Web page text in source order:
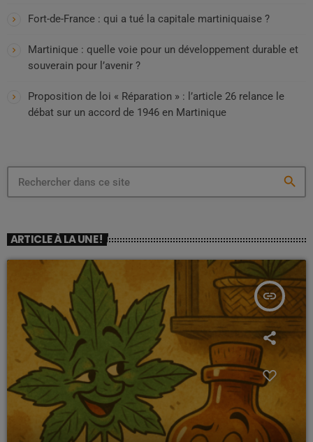
Fort-de-France : qui a tué la capitale martiniquaise ?
Martinique : quelle voie pour un développement durable et
souverain pour l’avenir ?
Proposition de loi « Réparation » : l’article 26 relance le
débat sur un accord de 1946 en Martinique
search
ARTICLE À LA UNE !
insert_link